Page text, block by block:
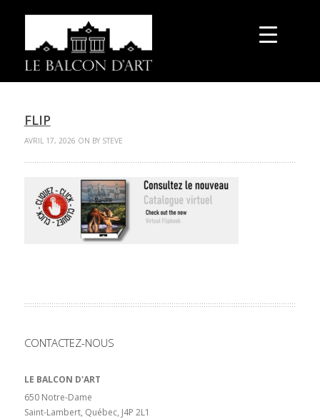
FLIP
AVRIL 17, 2026 ON BY STEVE
CONTACTEZ-NOUS
LE BALCON D'ART
650 Notre-Dame
Saint-Lambert, Québec, J4P 2L1